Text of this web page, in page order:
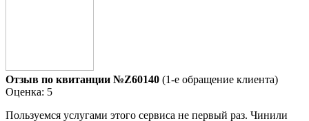
Отзыв по квитанции №Z60140 (1-е обращение клиента)
Оценка: 5
Пользуемся услугами этого сервиса не первый раз. Чинили